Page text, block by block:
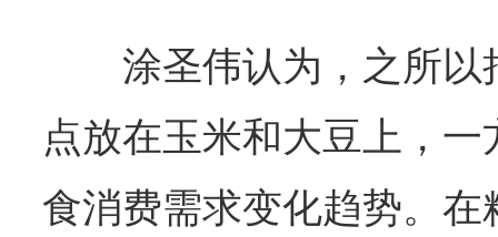
涂圣伟认为，之所
点放在玉米和大豆上，
食消费需求变化趋势。